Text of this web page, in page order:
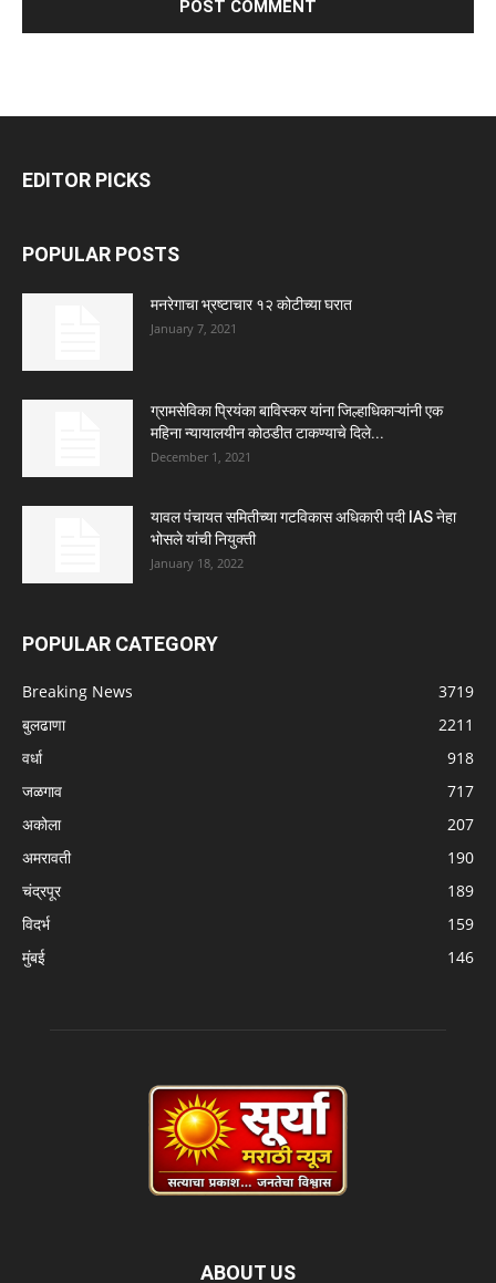
EDITOR PICKS
POPULAR POSTS
मनरेगाचा भ्रष्टाचार १२ कोटीच्या घरात
January 7, 2021
ग्रामसेविका प्रियंका बाविस्कर यांना जिल्हाधिकाऱ्यांनी एक
महिना न्यायालयीन कोठडीत टाकण्याचे दिले...
December 1, 2021
यावल पंचायत समितीच्या गटविकास अधिकारी पदी IAS नेहा
भोसले यांची नियुक्ती
January 18, 2022
POPULAR CATEGORY
Breaking News
3719
बुलढाणा
2211
वर्धा
918
जळगाव
717
अकोला
207
अमरावती
190
चंद्रपूर
189
विदर्भ
159
मुंबई
146
ABOUT US